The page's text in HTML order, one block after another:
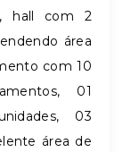
hall com 2
área
com 10
01
03
área de